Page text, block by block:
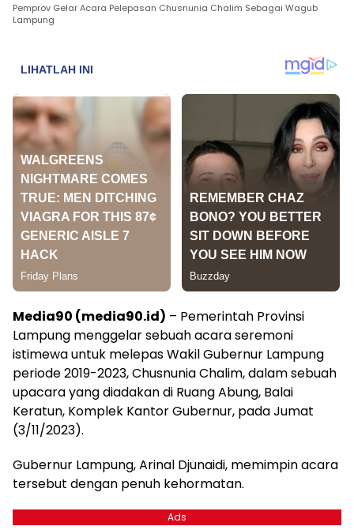
Pemprov Gelar Acara Pelepasan Chusnunia Chalim Sebagai Wagub
Lampung
Media90 (media90.id) – Pemerintah Provinsi
Lampung menggelar sebuah acara seremoni
istimewa untuk melepas Wakil Gubernur Lampung
periode 2019-2023, Chusnunia Chalim, dalam sebuah
upacara yang diadakan di Ruang Abung, Balai
Keratun, Komplek Kantor Gubernur, pada Jumat
(3/11/2023).
Gubernur Lampung, Arinal Djunaidi, memimpin acara
tersebut dengan penuh kehormatan.
Ads